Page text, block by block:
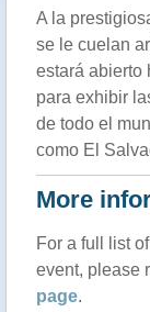
A la
se le cuelan
estará abierto
para exhibir
de todo el
como El
Una artista se
2026-05-
A la
se le cuelan
More
For a full list
event, please
page.